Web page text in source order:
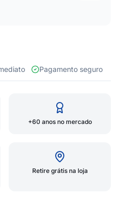
Pagamento seguro
+60 anos no mercado
Retire grátis na loja